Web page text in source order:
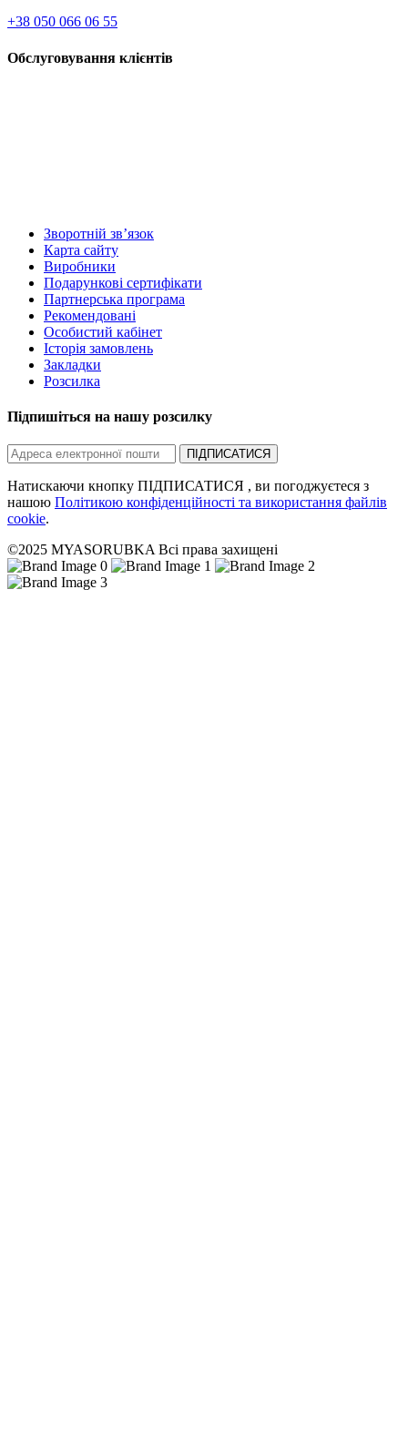
+38 050 066 06 55
Обслуговування клієнтів
Зворотній зв’язок
Карта сайту
Виробники
Подарункові сертифікати
Партнерська програма
Рекомендовані
Особистий кабінет
Історія замовлень
Закладки
Розсилка
Підпишіться на нашу розсилку
ПІДПИСАТИСЯ
Натискаючи кнопку ПІДПИСАТИСЯ , ви погоджуєтеся з
нашою Політикою конфіденційності та використання файлів
cookie.
©2025 MYASORUBKA Всі права захищені